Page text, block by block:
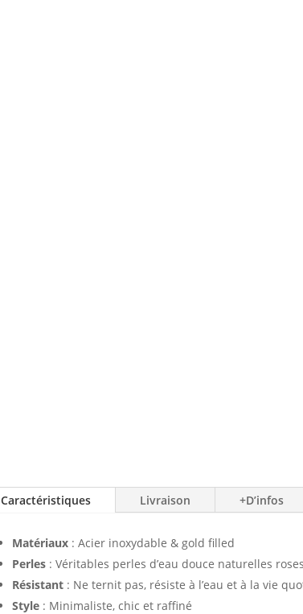
Caractéristiques Livraison +D’infos
Matériaux : Acier inoxydable & gold filled
Perles : Véritables perles d’eau douce naturelles roses
Résistant : Ne ternit pas, résiste à l’eau et à la vie
Style : Minimaliste, chic et raffiné